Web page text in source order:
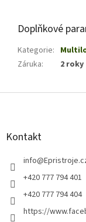
Doplňkové
Kategorie:
Záruka: 2 roky
Z
Kontakt
info@
+420 777 794 401
+420 777 794 404
https://